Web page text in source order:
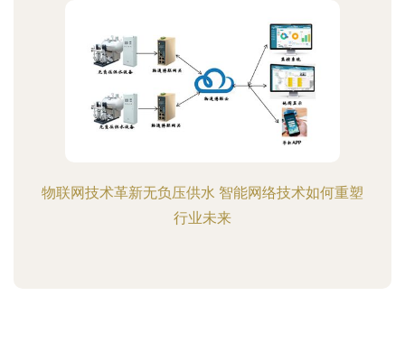
物联网技术革新无负压供水 智能网络技术如何重塑
行业未来